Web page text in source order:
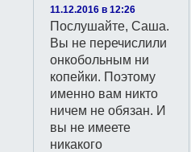
11.12.2016 в 12:26
Послушайте, Саша.
Вы не перечислили
онкобольным ни
копейки. Поэтому
именно вам никто
ничем не обязан. И
вы не имеете
никакого